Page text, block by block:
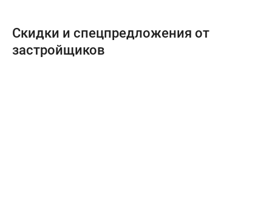
Скидки и спецпредложения от
застройщиков